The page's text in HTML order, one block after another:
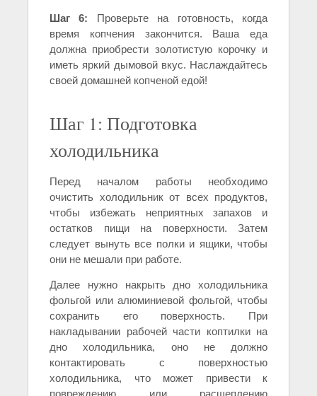
Шаг 6: Проверьте на готовность, когда
время копчения закончится. Ваша еда
должна приобрести золотистую корочку и
иметь яркий дымовой вкус. Наслаждайтесь
своей домашней копченой едой!
Шаг 1: Подготовка
холодильника
Перед началом работы необходимо
очистить холодильник от всех продуктов,
чтобы избежать неприятных запахов и
остатков пищи на поверхности. Затем
следует вынуть все полки и ящики, чтобы
они не мешали при работе.
Далее нужно накрыть дно холодильника
фольгой или алюминиевой фольгой, чтобы
сохранить его поверхность. При
накладывании рабочей части коптилки на
дно холодильника, оно не должно
контактировать с поверхностью
холодильника, что может привести к
повреждению или расщеплению